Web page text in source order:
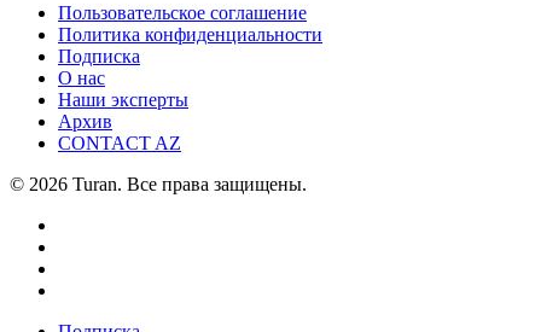
Пользовательское соглашение
Политика конфиденциальности
Подписка
О нас
Наши эксперты
Архив
CONTACT AZ
© 2026 Turan. Все права защищены.